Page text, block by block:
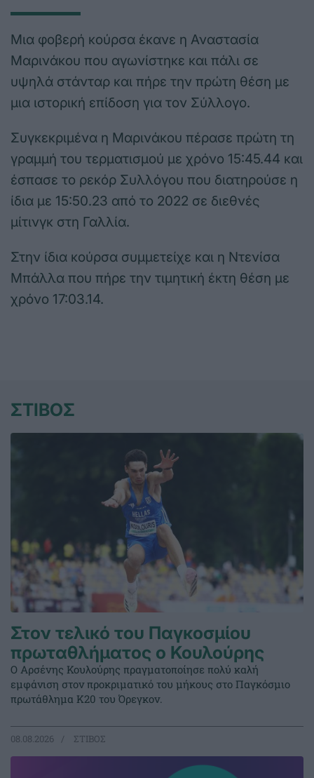
Μια φοβερή κούρσα έκανε η Αναστασία
Μαρινάκου που αγωνίστηκε και πάλι σε
υψηλά στάνταρ και πήρε την πρώτη θέση με
μια ιστορική επίδοση για τον Σύλλογο.
Συγκεκριμένα η Μαρινάκου πέρασε πρώτη τη
γραμμή του τερματισμού με χρόνο 15:45.44 και
έσπασε το ρεκόρ Συλλόγου που διατηρούσε η
ίδια με 15:50.23 από το 2022 σε διεθνές
μίτινγκ στη Γαλλία.
Στην ίδια κούρσα συμμετείχε και η Ντενίσα
Μπάλλα που πήρε την τιμητική έκτη θέση με
χρόνο 17:03.14.
ΣΤΙΒΟΣ
Στον τελικό του Παγκοσμίου
πρωταθλήματος ο Κουλούρης
Ο Αρσένης Κουλούρης πραγματοποίησε πολύ καλή
εμφάνιση στον προκριματικό του μήκους στο Παγκόσμιο
πρωτάθλημα Κ20 του Όρεγκον.
08.08.2026 ΣΤΙΒΟΣ